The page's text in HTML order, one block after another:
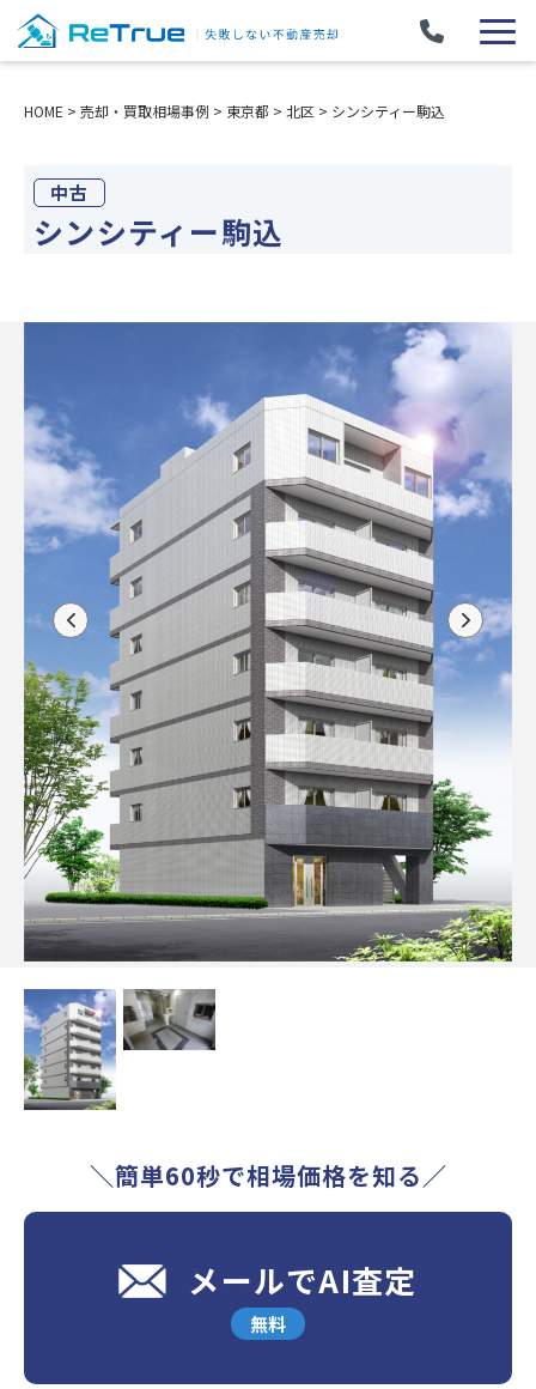
HOME > 売却・買取相場事例 > 東京都 > 北区 > シンシティー駒込
中古
シンシティー駒込
＼簡単60秒で相場価格を知る／
メールでAI査定
無料